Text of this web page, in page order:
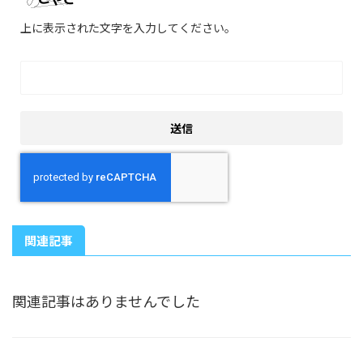
上に表示された文字を入力してください。
関連記事
関連記事はありませんでした